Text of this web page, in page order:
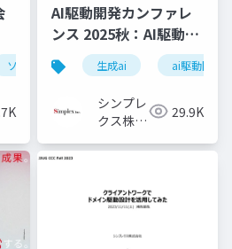
ソフトウェアエンジニア フロントエ
AI駆動開発カンファレ
ンス 2025秋：AI駆動開
発実践！ SI企業におけ
る開発プロセス再設計
の取り組み紹介
生成ai ai駆動開発
シンプレ
クス株式
29.9K